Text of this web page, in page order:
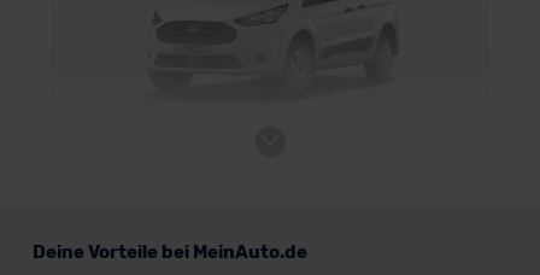
Kombi
Deine Vorteile bei MeinAuto.de